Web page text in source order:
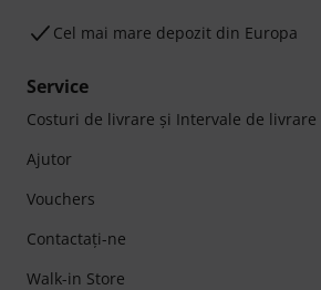
Cel mai mare depozit din Europa
Service
Costuri de livrare şi Intervale de livrare
Ajutor
Vouchers
Contactaţi-ne
Walk-in Store